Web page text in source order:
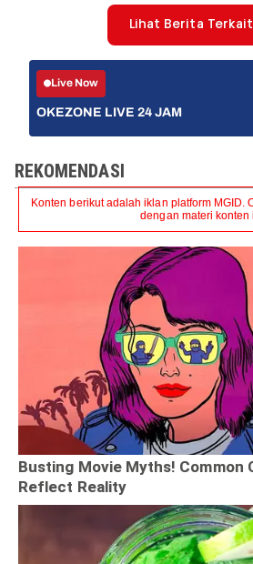
Lihat Berita Terkait
Live Now
OKEZONE LIVE 24 JAM